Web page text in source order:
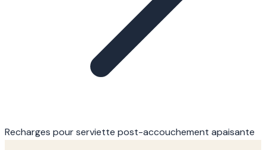
Recharges pour serviette post-accouchement apaisante